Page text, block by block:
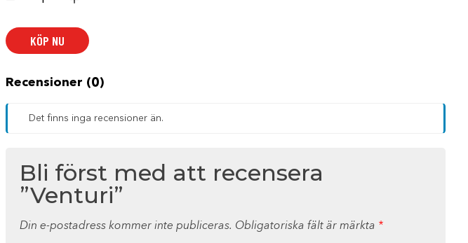
KÖP NU
Recensioner (0)
Det finns inga recensioner än.
Bli först med att recensera
”Venturi”
Din e-postadress kommer inte publiceras. Obligatoriska fält är märkta *